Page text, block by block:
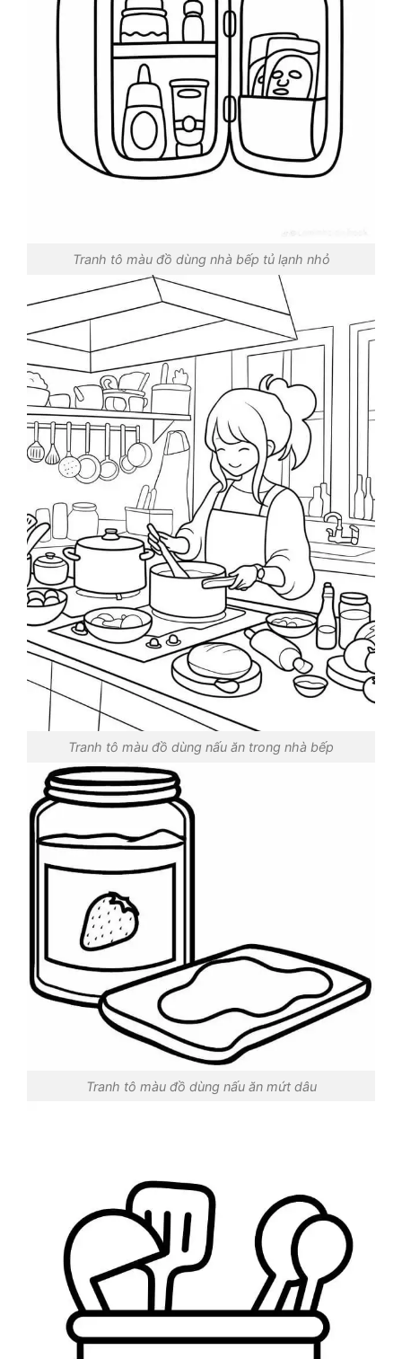
Tranh tô màu đồ dùng nhà bếp tủ lạnh nhỏ
Tranh tô màu đồ dùng nấu ăn trong nhà bếp
Tranh tô màu đồ dùng nấu ăn mứt dâu